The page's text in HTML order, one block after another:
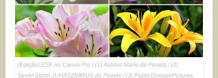
(Edição) ESF no Canva Pro / (1) Ashlee Marie de Pexels / (2)
SevenStorm JUHASZIMRUS de Pexels / (3) PublicDomainPictures